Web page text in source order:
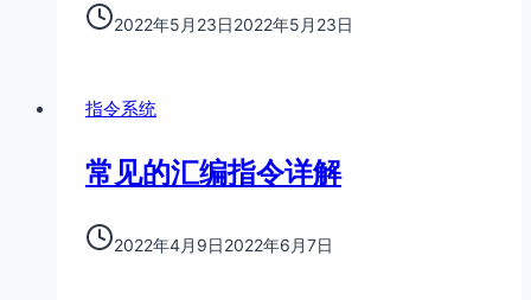
2022年5月23日2022年5月23日
指令系统
常见的汇编指令详解
2022年4月9日2022年6月7日